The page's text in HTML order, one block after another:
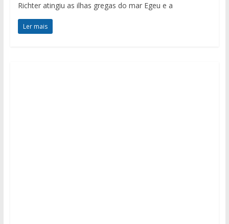
Richter atingiu as ilhas gregas do mar Egeu e a
Ler mais